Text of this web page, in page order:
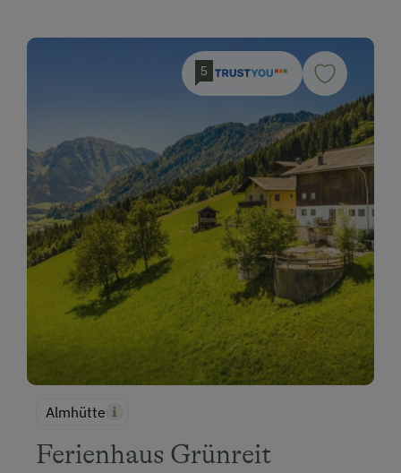
Mädlsurlaub, Männerurlaub
Nachhaltiger Urlaub
Besondere Unterkünfte
Historische Höfe
Erbhöfe
Allergikerhöfe
Urlaub mit Hund
Hund erlaubt
5
Almhütte
Ferienhaus Grünreit